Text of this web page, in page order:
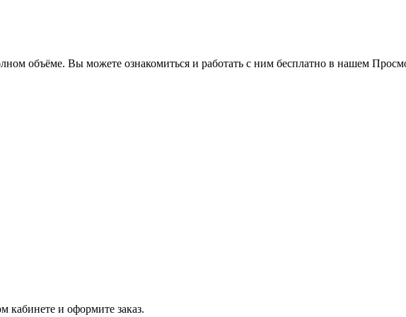
объёме. Вы можете ознакомиться и работать с ним бесплатно в нашем
кабинете и оформите заказ.